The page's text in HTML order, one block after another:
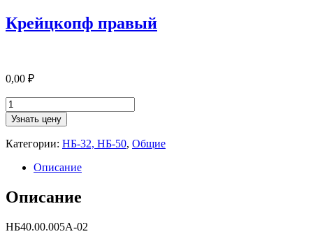
Крейцкопф правый
0,00 ₽
Количество
товара
Крейцкопф
правый
Узнать цену
Категории: НБ-32, НБ-50, Общие
Описание
Описание
НБ40.00.005А-02